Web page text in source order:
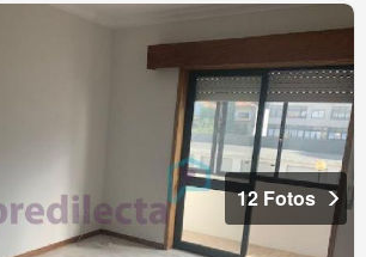
12 Fotos